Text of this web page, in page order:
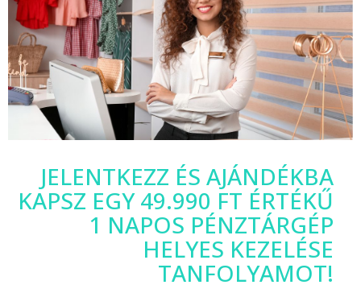
JELENTKEZZ ÉS AJÁNDÉKBA
KAPSZ EGY 49.990 FT ÉRTÉKŰ
1 NAPOS PÉNZTÁRGÉP
HELYES KEZELÉSE
TANFOLYAMOT!